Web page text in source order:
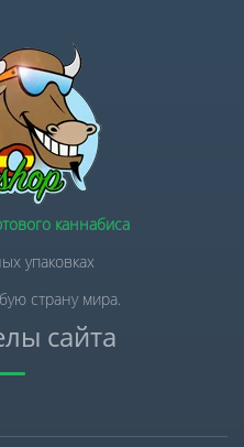
каннабиса
упаковках
страну мира.
сайта